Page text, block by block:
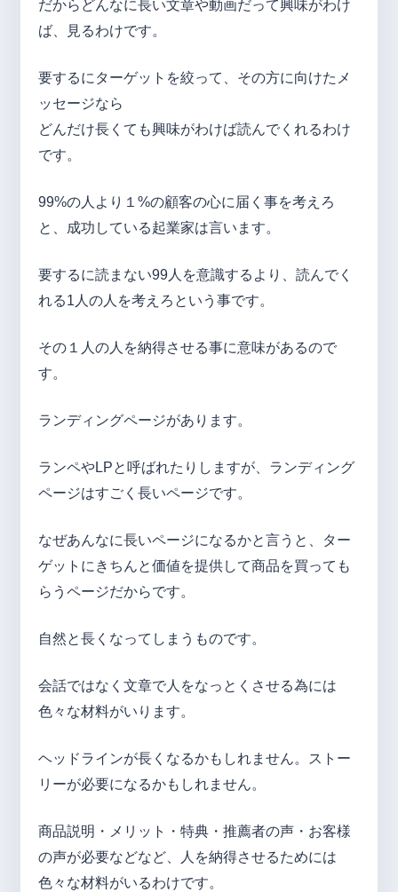
だからどんなに長い文章や動画だって興味がわけ
ば、見るわけです。
要するにターゲットを絞って、その方に向けたメ
ッセージなら
どんだけ長くても興味がわけば読んでくれるわけ
です。
99%の人より１%の顧客の心に届く事を考えろ
と、成功している起業家は言います。
要するに読まない99人を意識するより、読んでく
れる1人の人を考えろという事です。
その１人の人を納得させる事に意味があるので
す。
ランディングページがあります。
ランペやLPと呼ばれたりしますが、ランディング
ページはすごく長いページです。
なぜあんなに長いページになるかと言うと、ター
ゲットにきちんと価値を提供して商品を買っても
らうページだからです。
自然と長くなってしまうものです。
会話ではなく文章で人をなっとくさせる為には
色々な材料がいります。
ヘッドラインが長くなるかもしれません。ストー
リーが必要になるかもしれません。
商品説明・メリット・特典・推薦者の声・お客様
の声が必要などなど、人を納得させるためには
色々な材料がいるわけです。